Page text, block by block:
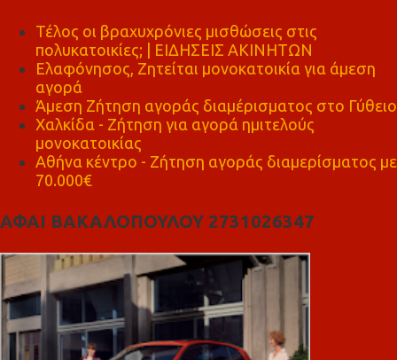
Τέλος οι βραχυχρόνιες μισθώσεις στις
πολυκατοικίες; | ΕΙΔΗΣΕΙΣ ΑΚΙΝΗΤΩΝ
Ελαφόνησος, Ζητείται μονοκατοικία για άμεση
αγορά
Άμεση Ζήτηση αγοράς διαμέρισματος στο Γύθειο
Χαλκίδα - Ζήτηση για αγορά ημιτελούς
μονοκατοικίας
Αθήνα κέντρο - Ζήτηση αγοράς διαμερίσματος με
70.000€
ΑΦΑΙ ΒΑΚΑΛΟΠΟΥΛΟΥ 2731026347